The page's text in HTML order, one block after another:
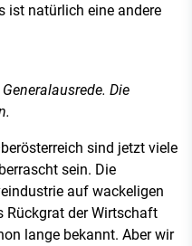
ist natürlich eine andere
Die
sind jetzt viele
sein. Die
auf wackeligen
Rückgrat der Wirtschaft
lange bekannt. Aber wir